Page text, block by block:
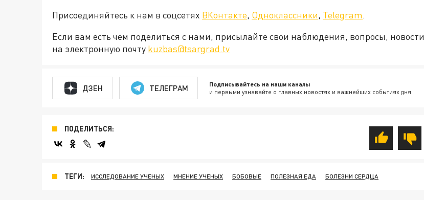
Присоединяйтесь к нам в соцсетях ВКонтакте, Одноклассники, Telegram.
Если вам есть чем поделиться с нами, присылайте свои наблюдения, вопросы, новости
на электронную почту kuzbas@tsargrad.tv
ДЗЕН ТЕЛЕГРАМ Подписывайтесь на наши каналы
и первыми узнавайте о главных новостях и важнейших событиях дня.
ПОДЕЛИТЬСЯ:
ТЕГИ: ИССЛЕДОВАНИЕ УЧЕНЫХ МНЕНИЕ УЧЕНЫХ БОБОВЫЕ ПОЛЕЗНАЯ ЕДА БОЛЕЗНИ СЕРДЦА